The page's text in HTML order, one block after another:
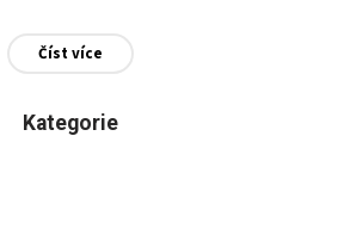
Číst více
Kategorie